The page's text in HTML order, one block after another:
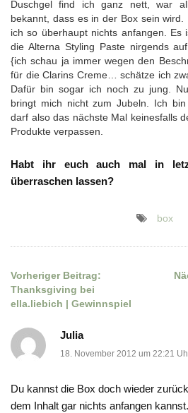
Duschgel find ich ganz nett, war
bekannt, dass es in der Box sein
ich so überhaupt nichts anfangen. Es
die Alterna Styling Paste nirgends
{ich schau ja immer wegen den
für die Clarins Creme… schätze ich
Dafür bin sogar ich noch zu jung.
bringt mich nicht zum Jubeln. Ich
darf also das nächste Mal keinesfalls
Produkte verpassen.
Habt ihr euch auch mal in
überraschen lassen?
box
Beitragsnavigation
Vorheriger Beitrag:
Thanksgiving bei
ella.liebich | Gewinnspiel
Julia
18. November 2012 um 22:21
Du kannst die Box doch wieder
dem Inhalt gar nichts anfangen